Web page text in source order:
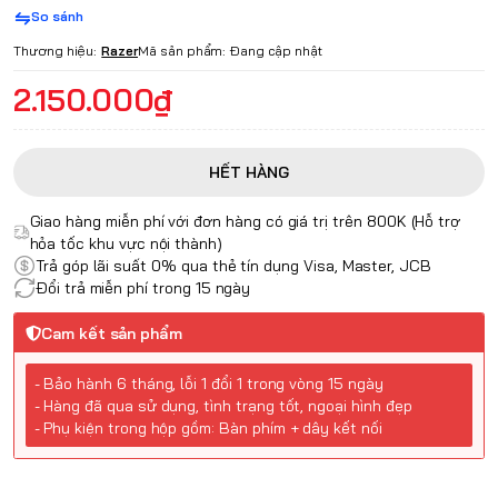
So sánh
Thương hiệu: RazerMã sản phẩm: Đang cập nhật
2.150.000₫
HẾT HÀNG
Giao hàng miễn phí với đơn hàng có giá trị trên 800K (Hỗ trợ
hỏa tốc khu vực nội thành)
Trả góp lãi suất 0% qua thẻ tín dụng Visa, Master, JCB
Đổi trả miễn phí trong 15 ngày
Cam kết sản phẩm
- Bảo hành 6 tháng, lỗi 1 đổi 1 trong vòng 15 ngày
- Hàng đã qua sử dụng, tình trạng tốt, ngoại hình đẹp
- Phụ kiện trong hộp gồm: Bàn phím + dây kết nối